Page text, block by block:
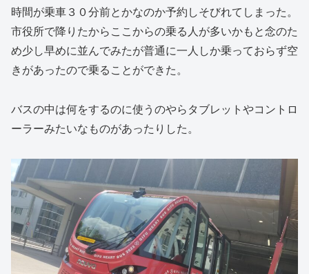
時間が乗車３０分前とかなのか予約しそびれてしまった。
市役所で降りたからここからの乗る人が多いかもと念のた
め少し早めに並んでみたが普通に一人しか乗っておらず空
きがあったので乗ることができた。
バスの中は何をするのに使うのやらタブレットやコントロ
ーラーみたいなものがあったりした。